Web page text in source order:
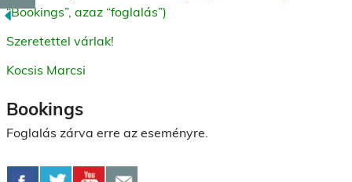
“Bookings”, azaz “foglalás”)
Szeretettel várlak!
Kocsis Marcsi
Bookings
Foglalás zárva erre az eseményre.